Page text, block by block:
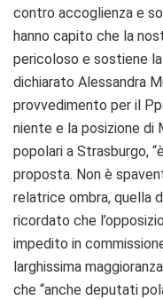
contro accoglienza e
hanno capito che la
pericoloso e sostiene
dichiarato Alessandra
provvedimento per il
niente e la posizione di
popolari a Strasburgo,
proposta. Non è
relatrice ombra, quella
ricordato che
impedito in
larghissima
che “anche deputati